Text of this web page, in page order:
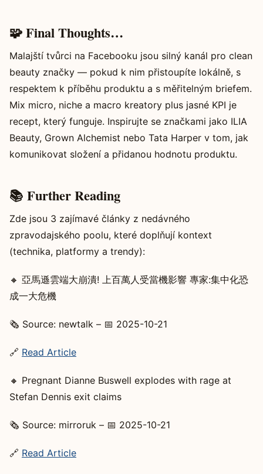
🧩 Final Thoughts…
Malajští tvůrci na Facebooku jsou silný kanál pro clean
beauty značky — pokud k nim přistoupíte lokálně, s
respektem k příběhu produktu a s měřitelným briefem.
Mix micro, niche a macro kreatory plus jasné KPI je
recept, který funguje. Inspirujte se značkami jako ILIA
Beauty, Grown Alchemist nebo Tata Harper v tom, jak
komunikovat složení a přidanou hodnotu produktu.
📚 Further Reading
Zde jsou 3 zajímavé články z nedávného
zpravodajského poolu, které doplňují kontext
(technika, platformy a trendy):
🔸 亞馬遜雲端大崩潰! 上百萬人受當機影響 專家:集中化恐
成一大危機
🗞️ Source: newtalk – 📅 2025-10-21
🔗 Read Article
🔸 Pregnant Dianne Buswell explodes with rage at
Stefan Dennis exit claims
🗞️ Source: mirroruk – 📅 2025-10-21
🔗 Read Article